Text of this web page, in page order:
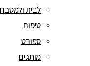
לבית ולמטבח
טיפוח
ספורט
מותגים